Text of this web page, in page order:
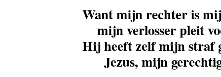
Want mijn rechter is
mijn verlosser pleit
Hij heeft zelf mijn straf
Jezus, mijn